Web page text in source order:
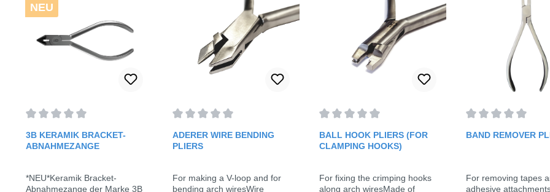
NEU
3B KERAMIK BRACKET-
ABNAHMEZANGE
*NEU*Keramik Bracket-
Abnahmezange der Marke 3B
ADERER WIRE BENDING
PLIERS
For making a V-loop and for
bending arch wiresWire
BALL HOOK PLIERS (FOR
CLAMPING HOOKS)
For fixing the crimping hooks
along arch wiresMade of
BAND REMOVER
For removing tapes
adhesive